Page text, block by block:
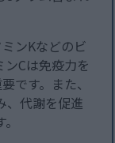
ンKなどのビ
Cは免疫力を
です。また、
、代謝を促進